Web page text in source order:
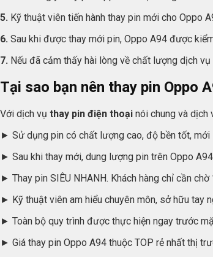
5. Kỹ thuật viên tiến hành thay pin mới cho Oppo
6. Sau khi được thay mới pin, Oppo A94 được
7. Nếu đã cảm thấy hài lòng về chất lượng dịch
Tại sao bạn nên thay pin Oppo
Với dịch vụ thay pin điện thoại nói chung và
► Sử dụng pin có chất lượng cao, độ bền tốt,
► Sau khi thay mới, dung lượng pin trên Oppo
► Thay pin SIÊU NHANH. Khách hàng chỉ cần chờ
► Kỹ thuật viên am hiểu chuyên môn, sở hữu tay
► Toàn bộ quy trình được thực hiện ngay trước
► Giá thay pin Oppo A94 thuộc TOP rẻ nhất thị